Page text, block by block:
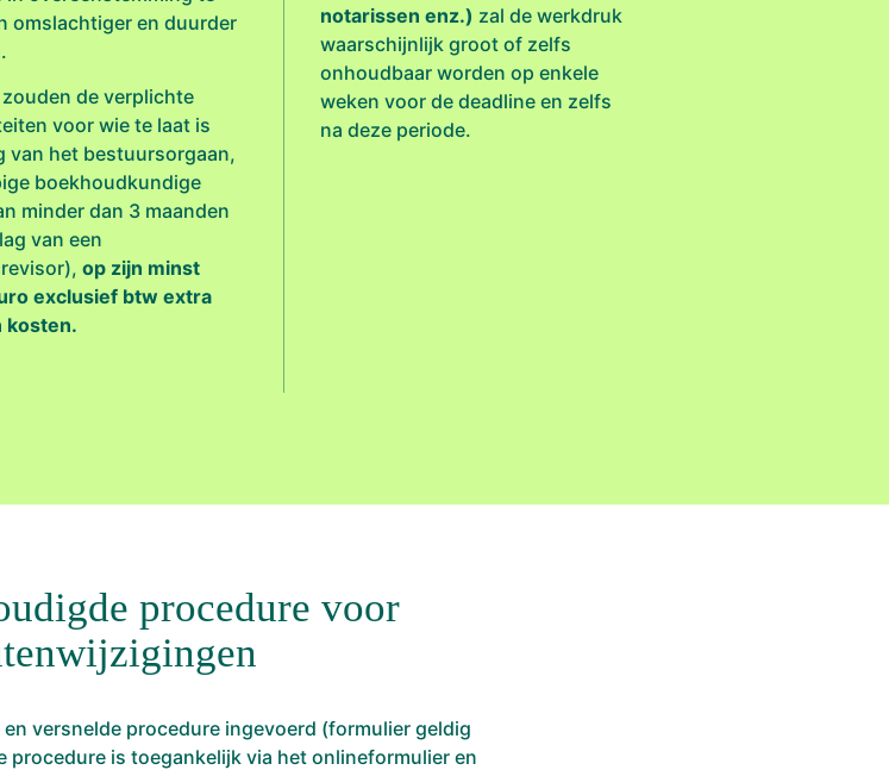
omslachtiger en duurder
de verplichte
voor wie te laat is
van het bestuursorgaan,
boekhoudkundige
minder dan 3 maanden
van een
op zijn minst
exclusief btw extra
kosten.
notarissen enz.) zal de werkdruk
waarschijnlijk groot of zelfs
onhoudbaar worden op enkele
weken voor de deadline en zelfs
na deze periode.
procedure voor
versnelde procedure ingevoerd (formulier geldig
procedure is toegankelijk via het onlineformulier en